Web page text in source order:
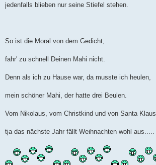
jedenfalls blieben nur seine Stiefel stehen.
So ist die Moral von dem Gedicht,
fahr' zu schnell Deinen Mahi nicht.
Denn als ich zu Hause war, da musste ich heulen,
mein schöner Mahi, der hatte drei Beulen.
Vom Nikolaus, vom Christkind und von Santa Klaus,
tja das nächste Jahr fällt Weihnachten wohl aus.....